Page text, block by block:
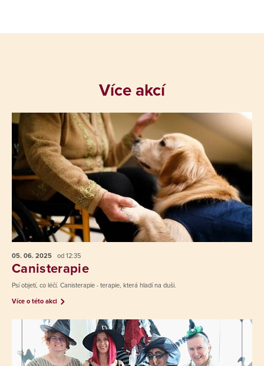
Více akcí
05. 06. 2025 od 12:35
Canisterapie
Psí objetí, co léčí. Canisterapie - terapie, která hladí na duši.
Více o této akci